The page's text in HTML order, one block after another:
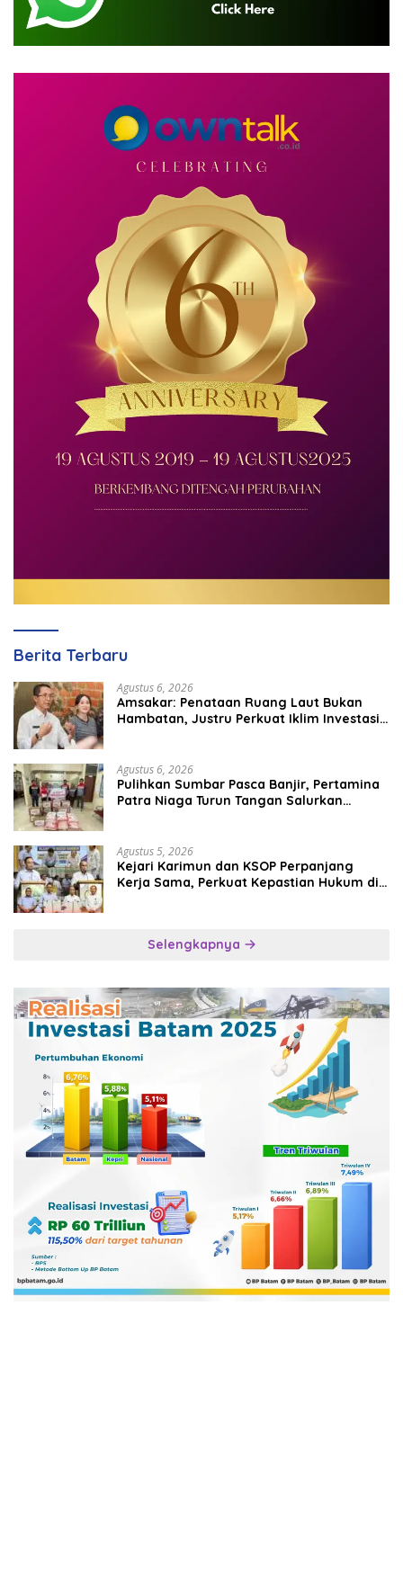
Berita Terbaru
Agustus 6, 2026
Amsakar: Penataan Ruang Laut Bukan
Hambatan, Justru Perkuat Iklim Investasi
Agustus 6, 2026
Pulihkan Sumbar Pasca Banjir, Pertamina
Patra Niaga Turun Tangan Salurkan
Agustus 5, 2026
Kejari Karimun dan KSOP Perpanjang
Kerja Sama, Perkuat Kepastian Hukum di
Selengkapnya